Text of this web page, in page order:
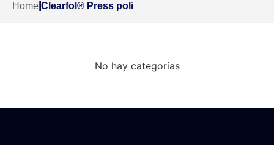
Home Clearfol® Press poli
No hay categorías